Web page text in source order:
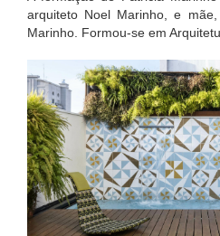
arquiteto Noel Marinho, e
Marinho. Formou-se em